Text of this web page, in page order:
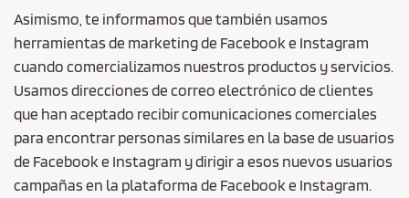
Asimismo, te informamos que también usamos
herramientas de marketing de Facebook e Instagram
cuando comercializamos nuestros productos y servicios.
Usamos direcciones de correo electrónico de clientes
que han aceptado recibir comunicaciones comerciales
para encontrar personas similares en la base de usuarios
de Facebook e Instagram y dirigir a esos nuevos usuarios
campañas en la plataforma de Facebook e Instagram.